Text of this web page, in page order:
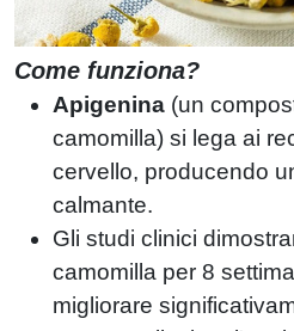
Come funziona?
Apigenina (un
camomilla) si lega ai
cervello, producendo
calmante.
Gli studi clinici
camomilla per 8
migliorare